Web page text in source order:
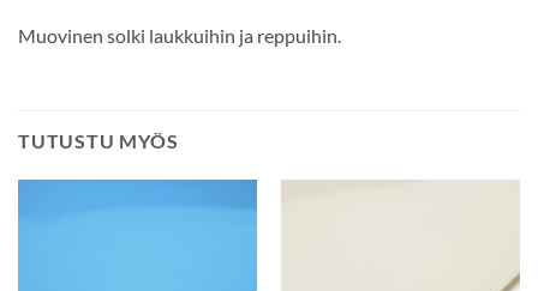
Muovinen solki laukkuihin ja reppuihin.
TUTUSTU MYÖS